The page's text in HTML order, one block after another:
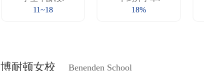
11~18
18%
博耐顿女校 Benenden School